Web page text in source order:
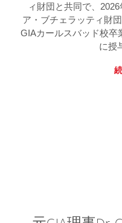
ィ財団と共同で、
ア・ブチェラッティ財
GIAカールスバッド校卒
に授